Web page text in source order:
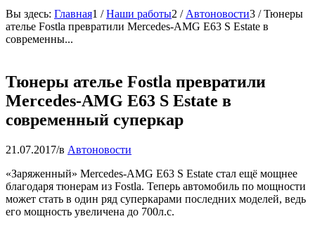
Вы здесь: Главная1 / Наши работы2 / Автоновости3 / Тюнеры
ателье Fostla превратили Mercedes-AMG E63 S Estate в
современны...
Тюнеры ателье Fostla превратили
Mercedes-AMG E63 S Estate в
современный суперкар
21.07.2017/в Автоновости
«Заряженный» Mercedes-AMG E63 S Estate стал ещё мощнее
благодаря тюнерам из Fostla. Теперь автомобиль по мощности
может стать в один ряд суперкарами последних моделей, ведь
его мощность увеличена до 700л.с.